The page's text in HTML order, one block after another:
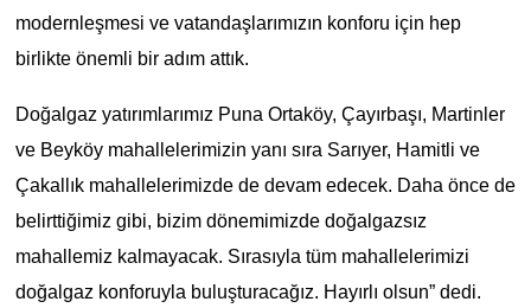
modernleşmesi ve vatandaşlarımızın konforu için hep
birlikte önemli bir adım attık.
Doğalgaz yatırımlarımız Puna Ortaköy, Çayırbaşı, Martinler
ve Beyköy mahallelerimizin yanı sıra Sarıyer, Hamitli ve
Çakallık mahallelerimizde de devam edecek. Daha önce de
belirttiğimiz gibi, bizim dönemimizde doğalgazsız
mahallemiz kalmayacak. Sırasıyla tüm mahallelerimizi
doğalgaz konforuyla buluşturacağız. Hayırlı olsun” dedi.